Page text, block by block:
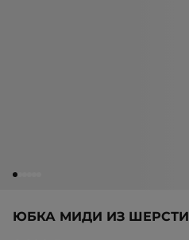
ЮБКА МИДИ ИЗ ШЕРСТИ